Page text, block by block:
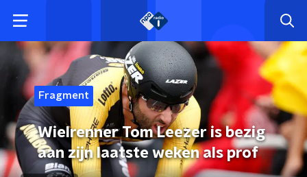
Fragment
Wielrenner Tom Leezer is bezig
aan zijn laatste weken als prof